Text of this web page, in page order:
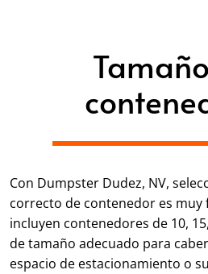
Con Dumpster Dudez, NV,
correcto de contenedor es muy
incluyen contenedores de 10,
de tamaño adecuado para
espacio de estacionamiento o